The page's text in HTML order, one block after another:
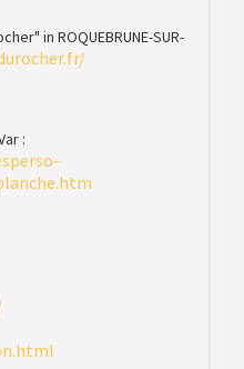
in ROQUEBRUNE-SUR-
: